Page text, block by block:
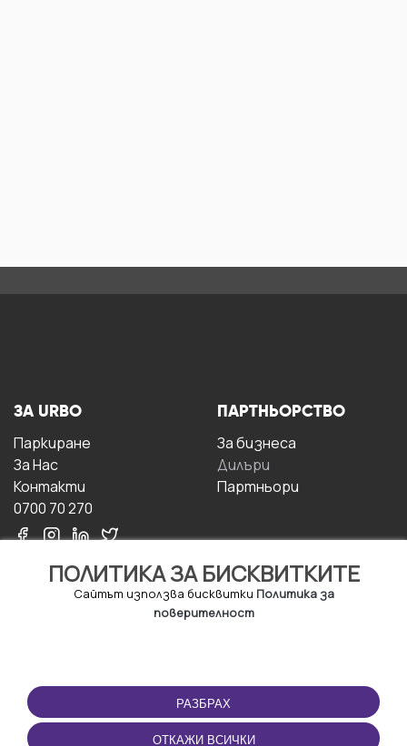
ПОЛИТИКА ЗА БИСКВИТКИТЕ
Сайтът използва бисквитки Политика за
поверителност
РАЗБРАХ
ОТКАЖИ ВСИЧКИ
ЗА URBO
Паркиране
За Hас
Контакти
0700 70 270
ПАРТНЬОРСТВО
За бизнесa
Дилъри
Партньори
ПОЛЗВАНЕ
Правила и условия за
ползване
ПРИЛОЖЕНИЕТО